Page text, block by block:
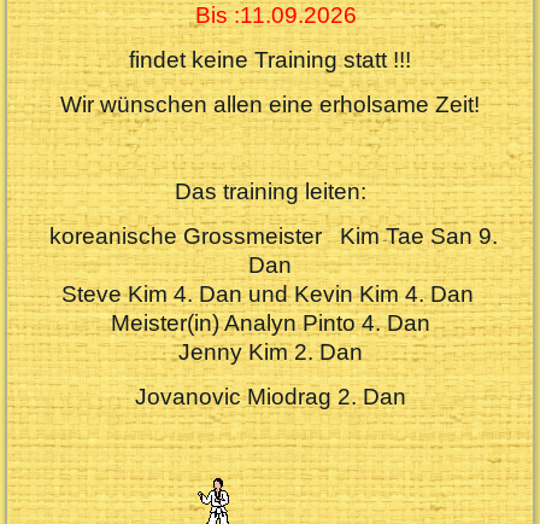
Bis :11.09.2026
findet keine Training statt !!!
Wir wünschen allen eine erholsame Zeit!
Das training leiten:
koreanische Grossmeister Kim Tae San 9.
Dan
Steve Kim 4. Dan und Kevin Kim 4. Dan
Meister(in) Analyn Pinto 4. Dan
Jenny Kim 2. Dan
Jovanovic Miodrag 2. Dan